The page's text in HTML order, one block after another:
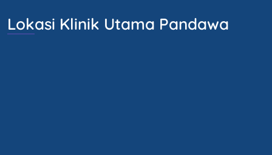
Lokasi Klinik Utama Pandawa